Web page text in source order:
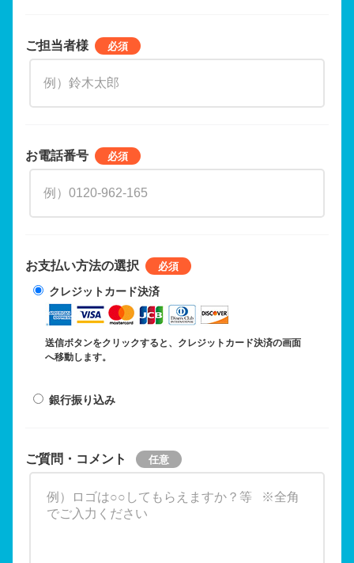
ご担当者様
お電話番号
お支払い方法の選択
クレジットカード決済
送信ボタンをクリックすると、クレジットカード決済の画面
へ移動します。
銀行振り込み
ご質問・コメント